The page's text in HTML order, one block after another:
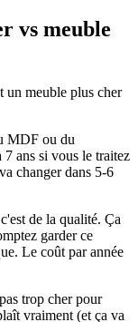
vs meuble
un meuble plus cher
MDF ou du
ans si vous le traitez
changer dans 5-6
de la qualité. Ça
garder ce
Le coût par année
trop cher pour
vraiment (et ça va